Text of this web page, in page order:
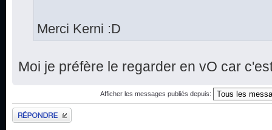
Merci Kerni :D
Moi je préfère le regarder en vO car
Afficher les messages publiés depuis:
Publier une réponse